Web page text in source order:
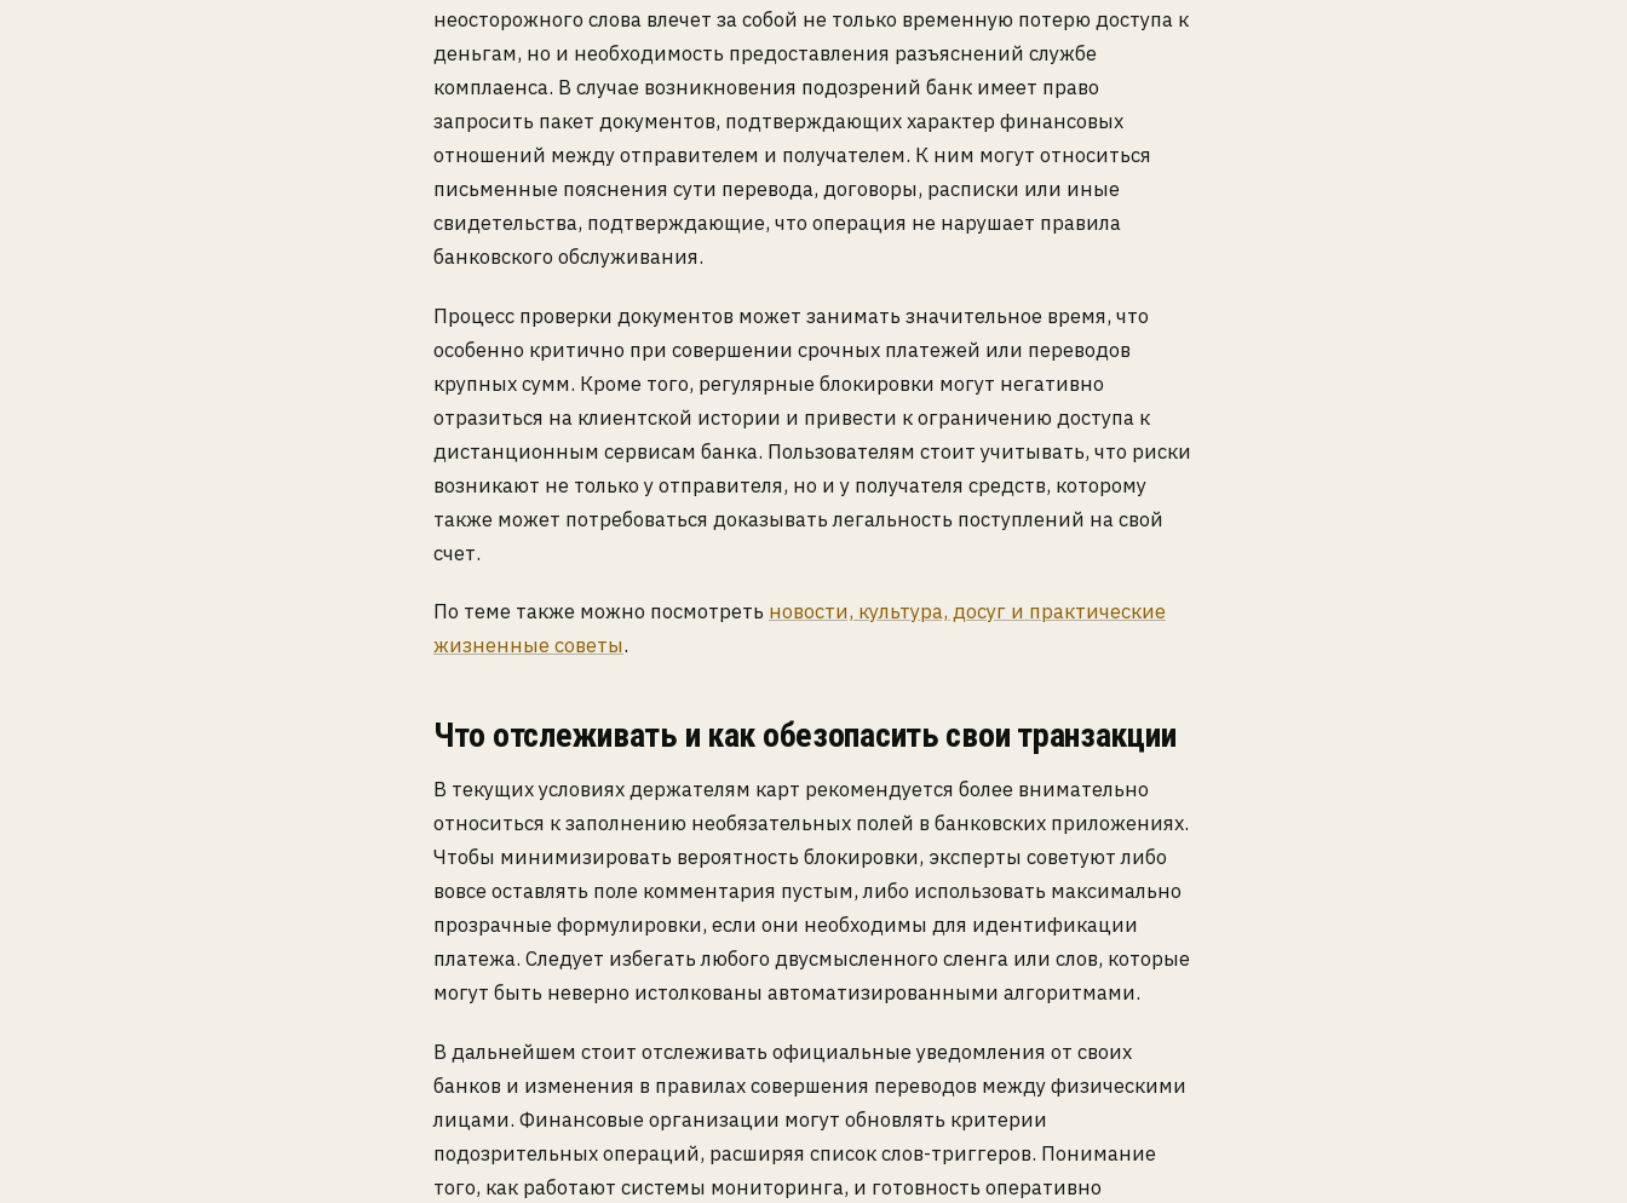
неосторожного слова влечет за собой не только временную потерю доступа к
деньгам, но и необходимость предоставления разъяснений службе
комплаенса. В случае возникновения подозрений банк имеет право
запросить пакет документов, подтверждающих характер финансовых
отношений между отправителем и получателем. К ним могут относиться
письменные пояснения сути перевода, договоры, расписки или иные
свидетельства, подтверждающие, что операция не нарушает правила
банковского обслуживания.
Процесс проверки документов может занимать значительное время, что
особенно критично при совершении срочных платежей или переводов
крупных сумм. Кроме того, регулярные блокировки могут негативно
отразиться на клиентской истории и привести к ограничению доступа к
дистанционным сервисам банка. Пользователям стоит учитывать, что риски
возникают не только у отправителя, но и у получателя средств, которому
также может потребоваться доказывать легальность поступлений на свой
счет.
По теме также можно посмотреть новости, культура, досуг и практические
жизненные советы.
Что отслеживать и как обезопасить свои транзакции
В текущих условиях держателям карт рекомендуется более внимательно
относиться к заполнению необязательных полей в банковских приложениях.
Чтобы минимизировать вероятность блокировки, эксперты советуют либо
вовсе оставлять поле комментария пустым, либо использовать максимально
прозрачные формулировки, если они необходимы для идентификации
платежа. Следует избегать любого двусмысленного сленга или слов, которые
могут быть неверно истолкованы автоматизированными алгоритмами.
В дальнейшем стоит отслеживать официальные уведомления от своих
банков и изменения в правилах совершения переводов между физическими
лицами. Финансовые организации могут обновлять критерии
подозрительных операций, расширяя список слов-триггеров. Понимание
того, как работают системы мониторинга, и готовность оперативно